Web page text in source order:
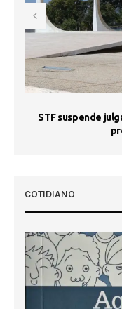
STF suspende
COTIDIANO